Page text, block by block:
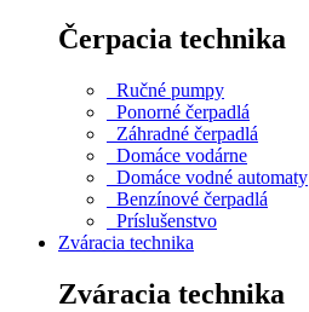
Čerpacia technika
Ručné pumpy
Ponorné čerpadlá
Záhradné čerpadlá
Domáce vodárne
Domáce vodné automaty
Benzínové čerpadlá
Príslušenstvo
Zváracia technika
Zváracia technika